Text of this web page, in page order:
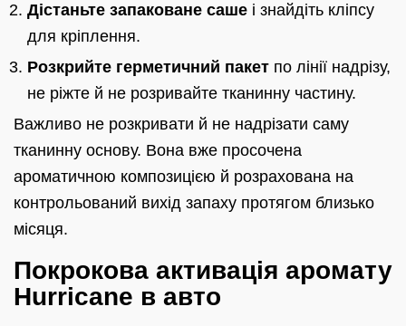
Дістаньте запаковане саше і знайдіть кліпсу
для кріплення.
Розкрийте герметичний пакет по лінії надрізу,
не ріжте й не розривайте тканинну частину.
Важливо не розкривати й не надрізати саму
тканинну основу. Вона вже просочена
ароматичною композицією й розрахована на
контрольований вихід запаху протягом близько
місяця.
Покрокова активація аромату
Hurricane в авто